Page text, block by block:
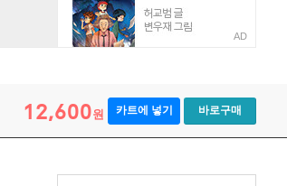
AD
12,600원 카트에 넣기 바로구매